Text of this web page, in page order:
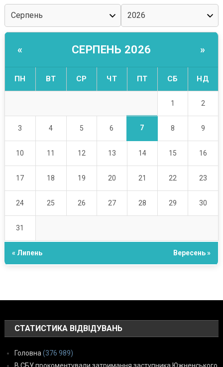
« СЕРПЕНЬ 2026 »
ПН ВТ СР ЧТ ПТ СБ НД
1 2
3 4 5 6 7 8 9
10 11 12 13 14 15 16
17 18 19 20 21 22 23
24 25 26 27 28 29 30
31
« Липень Вересень »
СТАТИСТИКА ВІДВІДУВАНЬ
Головна (376 989)
В СБУ прокоментували затримання заступника Южненського